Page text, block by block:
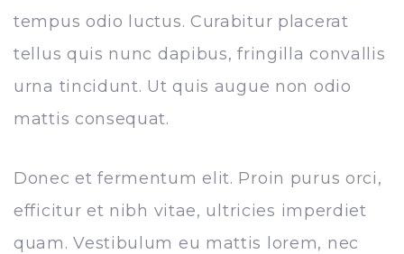
tempus odio luctus. Curabitur placerat
tellus quis nunc dapibus, fringilla convallis
urna tincidunt. Ut quis augue non odio
mattis consequat.
Donec et fermentum elit. Proin purus orci,
efficitur et nibh vitae, ultricies imperdiet
quam. Vestibulum eu mattis lorem, nec